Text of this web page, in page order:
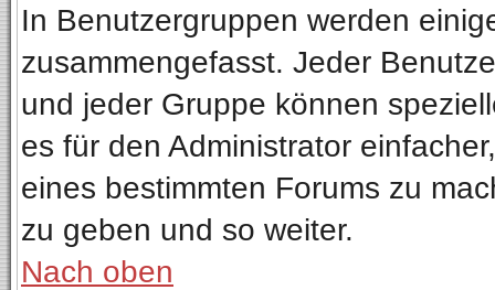
In Benutzergruppen werden
zusammengefasst. Jeder
und jeder Gruppe können
es für den Administrator
eines bestimmten Forums zu
zu geben und so weiter.
Nach oben